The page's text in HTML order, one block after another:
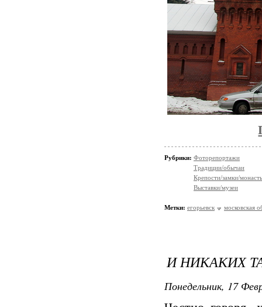
Рубрики: Фоторепортажи
Традиции/обычаи
Крепости/замки/
Выставки/музеи
Метки: егорьевск московская
И НИКАКИХ
Понедельник, 17